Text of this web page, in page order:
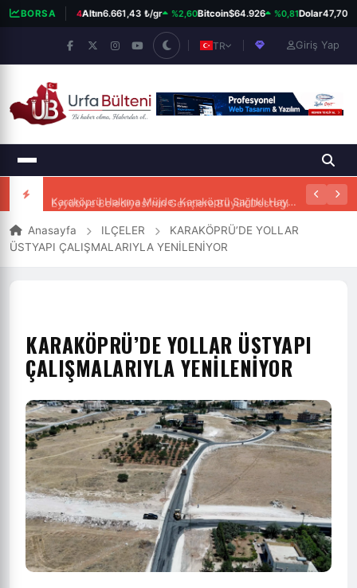
BORSA
13.779,39 %0,14Altın6.661,43 ₺/gr %2,60Bitcoin$64.926 %0,81Dolar47,70 ₺
TR Giriş Yap
Anasayfa ILÇELER
KARAKÖPRÜ’DE YOLLAR
ÜSTYAPI ÇALIŞMALARIYLA YENİLENİYOR
KARAKÖPRÜ’DE YOLLAR ÜSTYAPI
ÇALIŞMALARIYLA YENİLENİYOR